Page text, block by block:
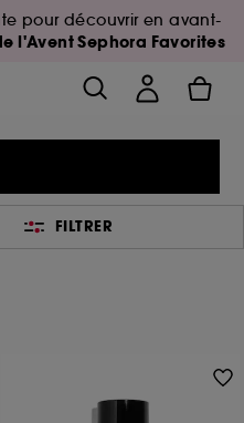
pour découvrir en avant-
l'Avent Sephora Favorites
FILTRER